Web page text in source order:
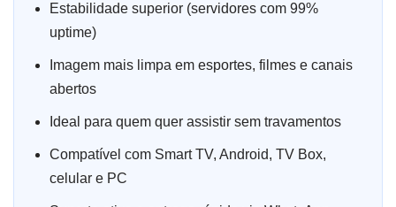
Estabilidade superior (servidores com 99%
uptime)
Imagem mais limpa em esportes, filmes e canais
abertos
Ideal para quem quer assistir sem travamentos
Compatível com Smart TV, Android, TV Box,
celular e PC